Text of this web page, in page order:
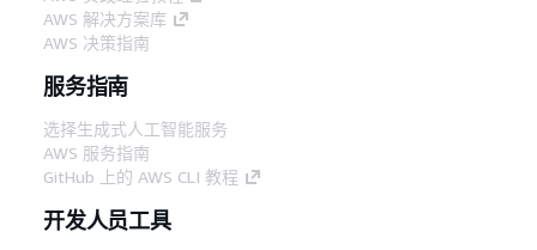
AWS 解决方案库
AWS 决策指南
服务指南
选择生成式人工智能服务
AWS 服务指南
GitHub 上的 AWS CLI 教程
开发人员工具